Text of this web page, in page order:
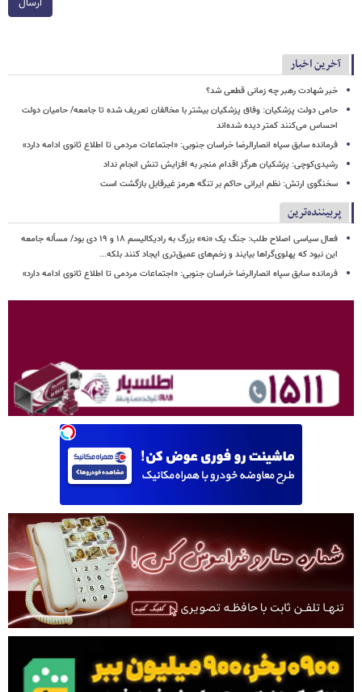
آخرین اخبار
خبر شهادت رهبر چه زمانی قطعی شد؟
حامی دولت پزشکیان: وفاق پزشکیان بیشتر با مخالفان تعریف شده تا جامعه/ حامیان دولت
احساس می‌کنند کمتر دیده شده‌اند
فرمانده سابق سپاه انصارالرضا خراسان جنوبی: «اجتماعات مردمی تا اطلاع ثانوی ادامه دارد»
رشیدی‌کوچی: پزشکیان هرگز اقدام منجر به افزایش تنش انجام نداد
سخنگوی ارتش: نظم ایرانی حاکم بر تنگه هرمز غیرقابل بازگشت است
پربیننده‌ترین
فعال سیاسی اصلاح طلب: جنگ یک «نه» بزرگ به رادیکالیسم ۱۸ و ۱۹ دی بود/ مسأله جامعه
این نبود که پهلوی‌گراها بیایند و زخم‌های عمیق‌تری ایجاد کنند بلکه...
فرمانده سابق سپاه انصارالرضا خراسان جنوبی: «اجتماعات مردمی تا اطلاع ثانوی ادامه دارد»